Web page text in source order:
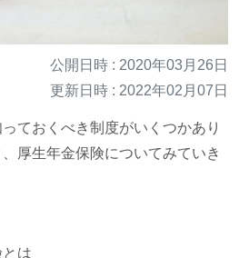
公開日時 : 2020年03月26日
更新日時 : 2022年02月07日
ておくべき制度がいくつかあり
厚生年金保険についてみていき
は